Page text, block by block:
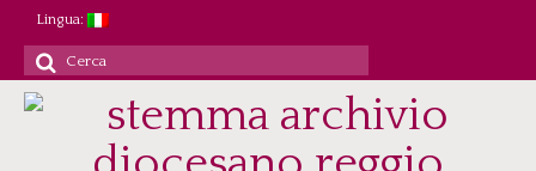
Lingua:
Cerca
per: